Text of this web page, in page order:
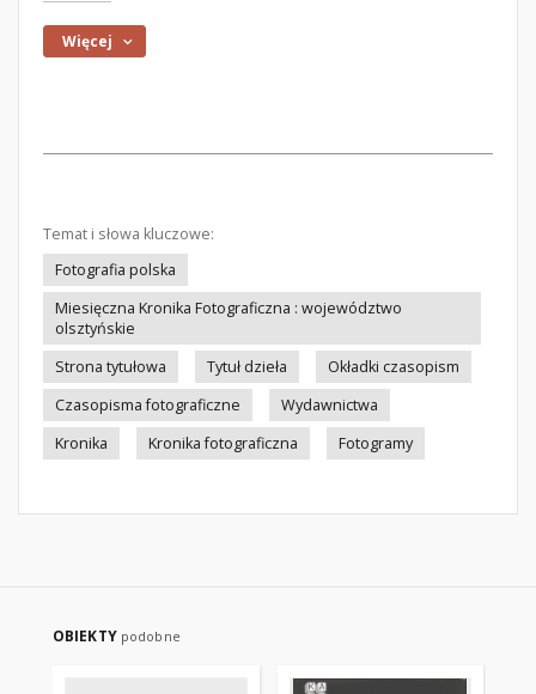
Więcej
Temat i słowa kluczowe:
Fotografia polska
Miesięczna Kronika Fotograficzna : województwo
olsztyńskie
Strona tytułowa
Tytuł dzieła
Okładki czasopism
Czasopisma fotograficzne
Wydawnictwa
Kronika
Kronika fotograficzna Fotogramy
OBIEKTY podobne